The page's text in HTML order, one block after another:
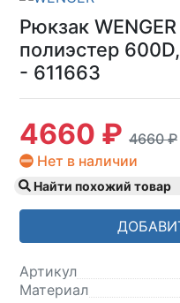
Рюкзак
полиэстер
- 611663
4660 ₽ 4660 ₽
Нет в наличии
Найти похожий товар
Артикул
Материал